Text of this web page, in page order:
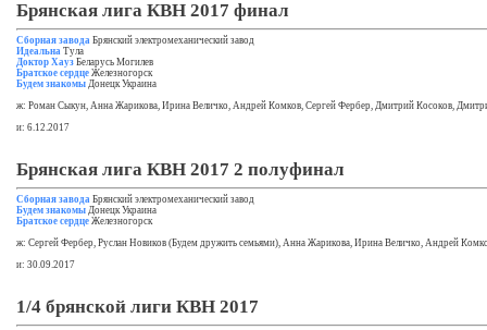
Брянская лига КВН 2017 финал
Сборная завода Брянский электромеханический завод
Идеальна Тула
Доктор Хауз Беларусь Могилев
Братское сердце Железногорск
Будем знакомы Донецк Украина
ж: Роман Сыкун, Анна Жарикова, Ирина Величко, Андрей Комков, Сергей Фербер, Дмитрий Косоков,
и: 6.12.2017
Брянская лига КВН 2017 2 полуфинал
Сборная завода Брянский электромеханический завод
Будем знакомы Донецк Украина
Братское сердце Железногорск
ж: Сергей Фербер, Руслан Новиков (Будем дружить семьями), Анна Жарикова, Ирина Величко, Андрей
и: 30.09.2017
1/4 брянской лиги КВН 2017